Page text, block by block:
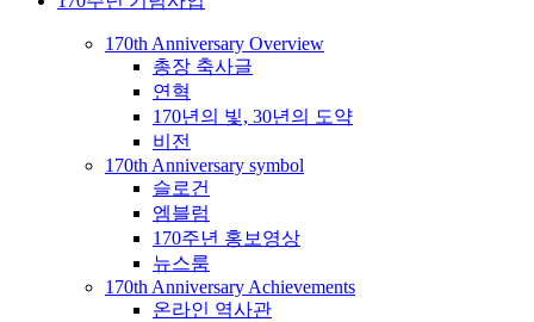
170th Anniversary Overview
총장 축사글
연혁
170년의 빛, 30년의 도약
비전
170th Anniversary symbol
슬로건
엠블럼
170주년 홍보영상
뉴스룸
170th Anniversary Achievements
온라인 역사관